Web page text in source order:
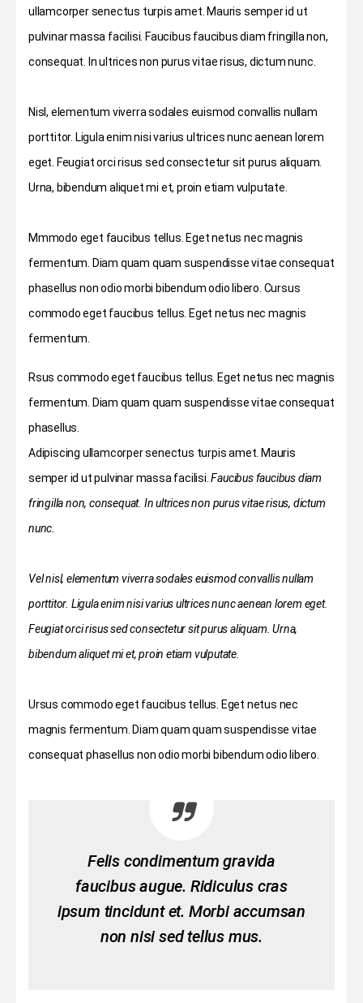
ullamcorper senectus turpis amet. Mauris semper id ut
pulvinar massa facilisi. Faucibus faucibus diam fringilla non,
consequat. In ultrices non purus vitae risus, dictum nunc.
Nisl, elementum viverra sodales euismod convallis nullam
porttitor. Ligula enim nisi varius ultrices nunc aenean lorem
eget. Feugiat orci risus sed consectetur sit purus aliquam.
Urna, bibendum aliquet mi et, proin etiam vulputate.
Mmmodo eget faucibus tellus. Eget netus nec magnis
fermentum. Diam quam quam suspendisse vitae consequat
phasellus non odio morbi bibendum odio libero. Cursus
commodo eget faucibus tellus. Eget netus nec magnis
fermentum.
Rsus commodo eget faucibus tellus. Eget netus nec magnis
fermentum. Diam quam quam suspendisse vitae consequat
phasellus.
Adipiscing ullamcorper senectus turpis amet. Mauris
semper id ut pulvinar massa facilisi.Faucibus faucibus diam
fringilla non, consequat. In ultrices non purus vitae risus, dictum
nunc.
Vel nisl, elementum viverra sodales euismod convallis nullam
porttitor. Ligula enim nisi varius ultrices nunc aenean lorem eget.
Feugiat orci risus sed consectetur sit purus aliquam. Urna,
bibendum aliquet mi et, proin etiam vulputate.
Ursus commodo eget faucibus tellus. Eget netus nec
magnis fermentum. Diam quam quam suspendisse vitae
consequat phasellus non odio morbi bibendum odio libero.
Felis condimentum gravida
faucibus augue. Ridiculus cras
ipsum tincidunt et. Morbi accumsan
non nisi sed tellus mus.